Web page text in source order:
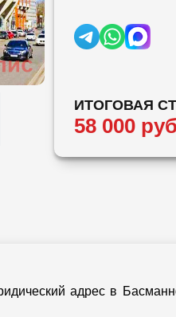
ИТОГОВАЯ
58 000
адрес в